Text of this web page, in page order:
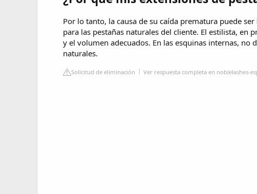
Por lo tanto, la causa de su caída prematura puede
para las pestañas naturales del cliente. El estilista,
y el volumen adecuados. En las esquinas internas, no
naturales.
Solicitud de eliminación Ver respuesta completa en noblelashes-